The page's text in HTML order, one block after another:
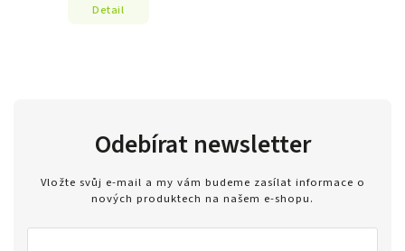
Detail
Odebírat newsletter
Vložte svůj e-mail a my vám budeme zasílat informace o
nových produktech na našem e-shopu.